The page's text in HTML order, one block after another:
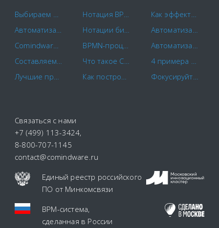
Comindware и САПРАН начинают совместное внедрение российских CX-решений
Связаться с нами
+7 (499) 113-3424,
8-800-707-1145
contact@comindware.ru
Единый реестр российского
ПО от Минкомсвязи
BPM-система,
сделанная в России